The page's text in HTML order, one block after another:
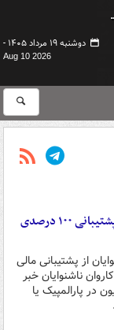
دوشنبه ۱۹ مرداد ۱۴۰۵ -
Aug 10 2026
خبر خوش برای ناشنوایان: پشتیبانی ۱۰۰ درصدی
از پشتیبانی مالی
ناشنوایان خبر
در پارالمپیک یا